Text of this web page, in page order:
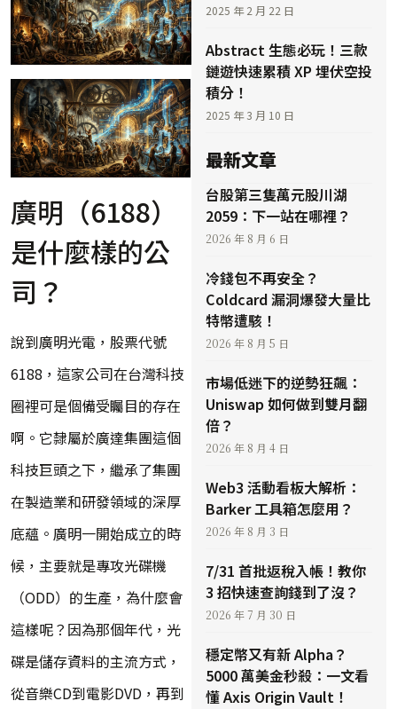
廣明（6188）
是什麼樣的公
司？
說到廣明光電，股票代號
6188，這家公司在台灣科技
圈裡可是個備受矚目的存在
啊。它隸屬於廣達集團這個
科技巨頭之下，繼承了集團
在製造業和研發領域的深厚
底蘊。廣明一開始成立的時
候，主要就是專攻光碟機
（ODD）的生產，為什麼會
這樣呢？因為那個年代，光
碟是儲存資料的主流方式，
從音樂CD到電影DVD，再到
2025 年 2 月 22 日
Abstract 生態必玩！三款
鏈遊快速累積 XP 埋伏空投
積分！
2025 年 3 月 10 日
最新文章
台股第三隻萬元股川湖
2059：下一站在哪裡？
2026 年 8 月 6 日
冷錢包不再安全？
Coldcard 漏洞爆發大量比
特幣遭駭！
2026 年 8 月 5 日
市場低迷下的逆勢狂飆：
Uniswap 如何做到雙月翻
倍？
2026 年 8 月 4 日
Web3 活動看板大解析：
Barker 工具箱怎麼用？
2026 年 8 月 3 日
7/31 首批返稅入帳！教你
3 招快速查詢錢到了沒？
2026 年 7 月 30 日
穩定幣又有新 Alpha？
5000 萬美金秒殺：一文看
懂 Axis Origin Vault！